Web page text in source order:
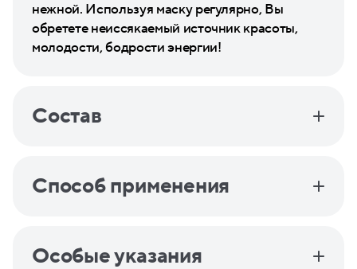
нежной. Используя маску регулярно, Вы
обретете неиссякаемый источник красоты,
молодости, бодрости энергии!
Состав
Способ применения
Особые указания